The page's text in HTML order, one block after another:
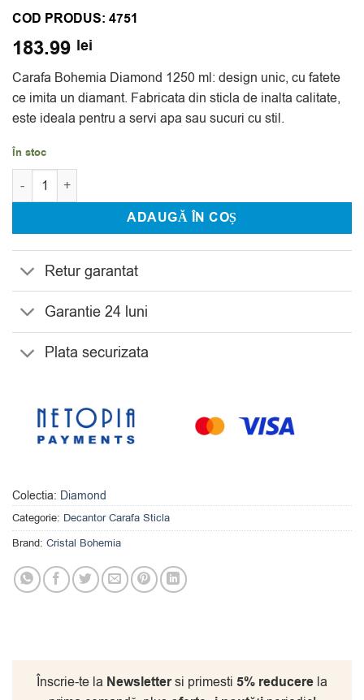
COD PRODUS: 4751
183.99 lei
Carafa Bohemia Diamond 1250 ml: design unic, cu fatete
ce imita un diamant. Fabricata din sticla de inalta calitate,
este ideala pentru a servi apa sau sucuri cu stil.
În stoc
Cantitate Carafa Bohemia Diamond 1250 ml
ADAUGĂ ÎN COȘ
Retur garantat
Garantie 24 luni
Plata securizata
Colectia: Diamond
Categorie: Decantor Carafa Sticla
Brand: Cristal Bohemia
Înscrie-te la Newslettersi primesti 5% reducere la